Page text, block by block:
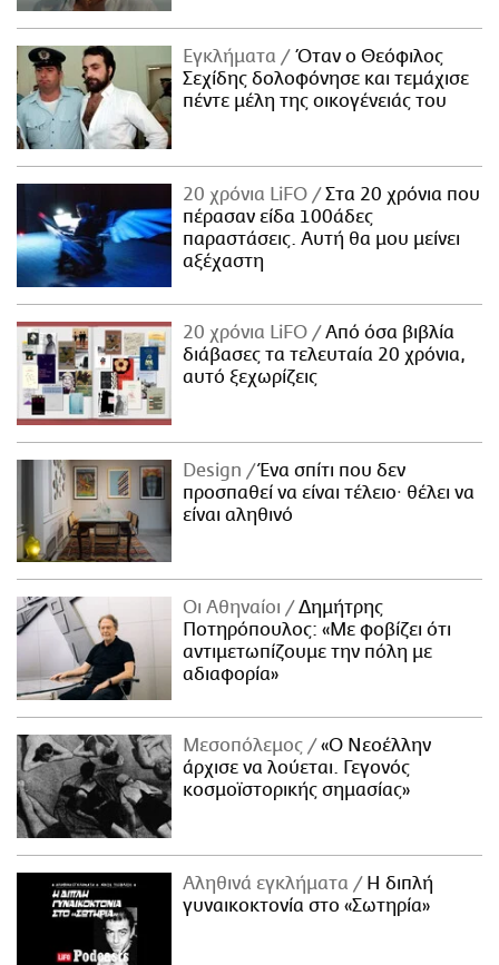
Εγκλήματα
Όταν ο Θεόφιλος
Σεχίδης δολοφόνησε και τεμάχισε
πέντε μέλη της οικογένειάς του
20 χρόνια LiFO
Στα 20 χρόνια που
πέρασαν είδα 100άδες
παραστάσεις. Αυτή θα μου μείνει
αξέχαστη
20 χρόνια LiFO
Από όσα βιβλία
διάβασες τα τελευταία 20 χρόνια,
αυτό ξεχωρίζεις
Design
Ένα σπίτι που δεν
προσπαθεί να είναι τέλειο· θέλει να
είναι αληθινό
Οι Αθηναίοι
Δημήτρης
Ποτηρόπουλος: «Με φοβίζει ότι
αντιμετωπίζουμε την πόλη με
αδιαφορία»
Μεσοπόλεμος
«Ο Νεοέλλην
άρχισε να λούεται. Γεγονός
κοσμοϊστορικής σημασίας»
Αληθινά εγκλήματα
Η διπλή
γυναικοκτονία στο «Σωτηρία»